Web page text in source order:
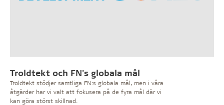
Troldtekt och FN's globala mål
Troldtekt stödjer samtliga FN:s globala mål, men i våra
åtgärder har vi valt att fokusera på de fyra mål där vi
kan göra störst skillnad.